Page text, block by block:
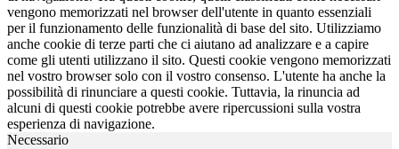
vengono memorizzati nel browser dell'utente in quanto essenziali
per il funzionamento delle funzionalità di base del sito. Utilizziamo
anche cookie di terze parti che ci aiutano ad analizzare e a capire
come gli utenti utilizzano il sito. Questi cookie vengono memorizzati
nel vostro browser solo con il vostro consenso. L'utente ha anche la
possibilità di rinunciare a questi cookie. Tuttavia, la rinuncia ad
alcuni di questi cookie potrebbe avere ripercussioni sulla vostra
esperienza di navigazione.
Necessario